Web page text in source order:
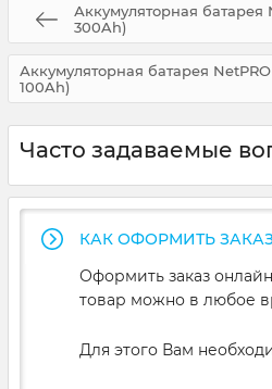
Аккумуляторная батарея
300Ah)
Аккумуляторная батарея NetPRO
100Ah)
Часто задаваемые
КАК ОФОРМИТЬ
Оформить заказ
товар можно в любое
Для этого Вам